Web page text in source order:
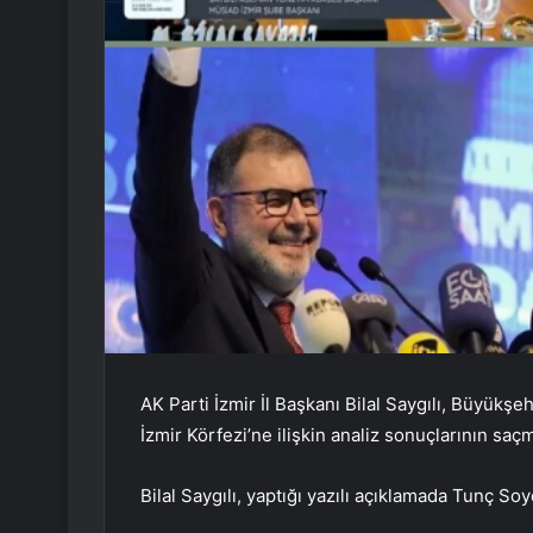
AK Parti İzmir İl Başkanı Bilal Saygılı,
İzmir Körfezi’ne ilişkin analiz sonuçlarının
Bilal Saygılı, yaptığı yazılı açıklamada Tunç